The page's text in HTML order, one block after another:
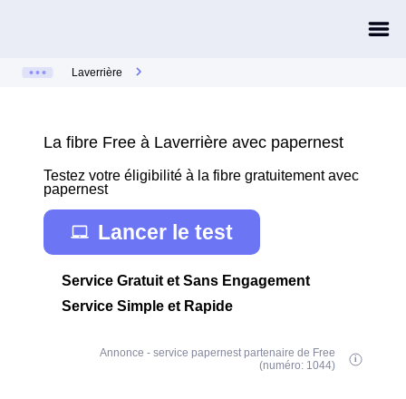
Laverrière
La fibre Free à Laverrière avec papernest
Testez votre éligibilité à la fibre gratuitement avec
papernest
Lancer le test
Service Gratuit et Sans Engagement
Service Simple et Rapide
Annonce - service papernest partenaire de Free
(numéro: 1044)